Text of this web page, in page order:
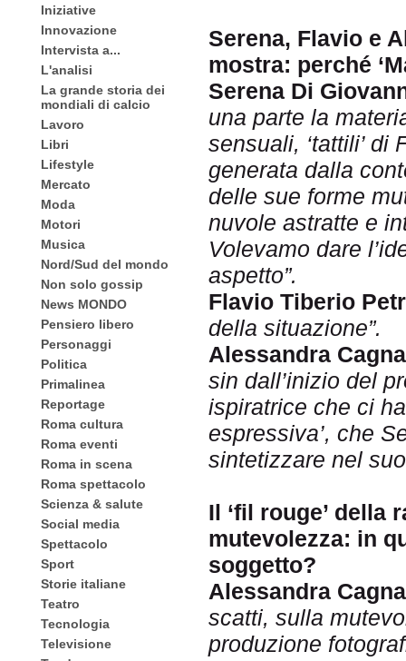
Iniziative
Innovazione
Intervista a...
L'analisi
La grande storia dei
mondiali di calcio
Lavoro
Libri
Lifestyle
Mercato
Moda
Motori
Musica
Nord/Sud del mondo
Non solo gossip
News MONDO
Pensiero libero
Personaggi
Politica
Primalinea
Reportage
Roma cultura
Roma eventi
Roma in scena
Roma spettacolo
Scienza & salute
Social media
Spettacolo
Sport
Storie italiane
Teatro
Tecnologia
Televisione
Serena, Flavio e
mostra: perché
Serena Di
una parte la
sensuali, ‘tattili’ di
generata dalla
delle sue forme
nuvole astratte e
Volevamo dare
aspetto”.
Flavio Tiberio
della situazione”.
Alessandra
sin dall’inizio del
ispiratrice che ci
espressiva’, che
sintetizzare nel
Il ‘fil rouge’ della
mutevolezza: in
soggetto?
Alessandra
scatti, sulla
produzione